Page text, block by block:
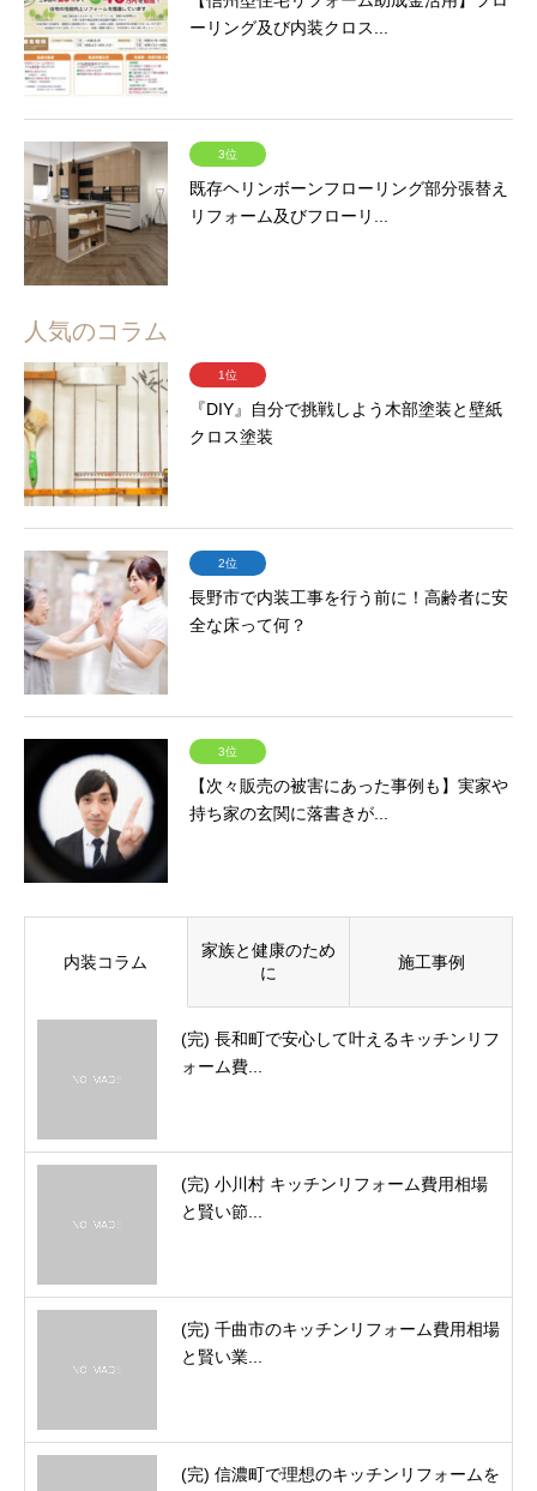
ーリング及び内装クロス...
3位
既存ヘリンボーンフローリング部分張替え
リフォーム及びフローリ...
人気のコラム
1位
『DIY』自分で挑戦しよう木部塗装と壁紙
クロス塗装
2位
長野市で内装工事を行う前に！高齢者に安
全な床って何？
3位
【次々販売の被害にあった事例も】実家や
持ち家の玄関に落書きが...
内装コラム
家族と健康のため
に
施工事例
(完) 長和町で安心して叶えるキッチンリフ
ォーム費...
(完) 小川村 キッチンリフォーム費用相場
と賢い節...
(完) 千曲市のキッチンリフォーム費用相場
と賢い業...
(完) 信濃町で理想のキッチンリフォームを